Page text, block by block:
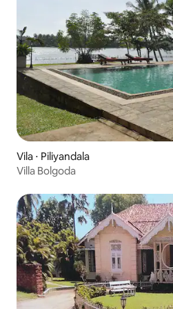
Vila ⋅ Piliyandala
Villa Bolgoda